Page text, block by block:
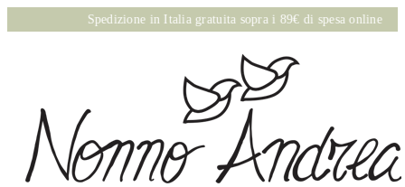
Spedizione in Italia gratuita sopra i 89€ di spesa online